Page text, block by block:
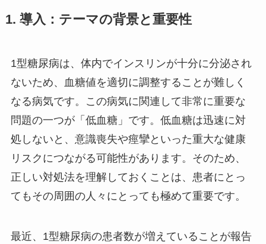
1. 導入：テーマの背景と重要性
1型糖尿病は、体内でインスリンが十分に分泌され
ないため、血糖値を適切に調整することが難しく
なる病気です。この病気に関連して非常に重要な
問題の一つが「低血糖」です。低血糖は迅速に対
処しないと、意識喪失や痙攣といった重大な健康
リスクにつながる可能性があります。そのため、
正しい対処法を理解しておくことは、患者にとっ
てもその周囲の人々にとっても極めて重要です。
最近、1型糖尿病の患者数が増えていることが報告